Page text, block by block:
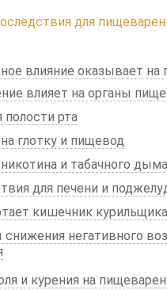
для
влияние оказывает
влияет на органы
полости рта
глотку и пищевод
и табачного
для печени и
кишечник курильщика
негативного
и курения на